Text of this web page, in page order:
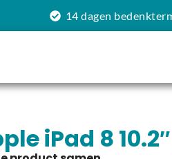
14 dagen
iPad 8